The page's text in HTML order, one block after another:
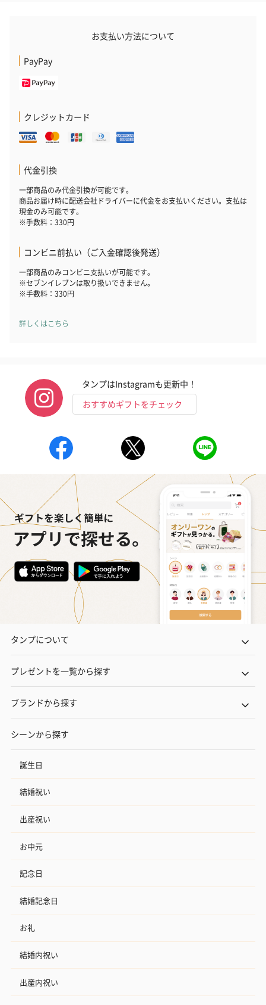
お支払い方法について
PayPay
クレジットカード
代金引換
一部商品のみ代金引換が可能です。
商品お届け時に配送会社ドライバーに代金をお支払いください。支払は
現金のみ可能です。
※手数料：330円
コンビニ前払い（ご入金確認後発送）
一部商品のみコンビニ支払いが可能です。
※セブンイレブンは取り扱いできません。
※手数料：330円
詳しくはこちら
タンプはInstagramも更新中！
おすすめギフトをチェック
タンプについて
プレゼントを一覧から探す
ブランドから探す
シーンから探す
誕生日
結婚祝い
出産祝い
お中元
記念日
結婚記念日
お礼
結婚内祝い
出産内祝い